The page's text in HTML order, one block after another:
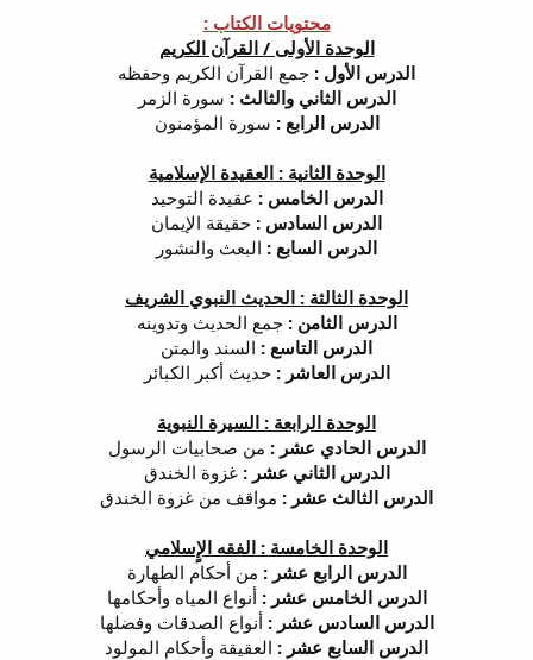
محتويات الكتاب :
الوحدة الأولى / القرآن الكريم
الدرس الأول : جمع القرآن الكريم وحفظه
الدرس الثاني والثالث : سورة الزمر
الدرس الرابع : سورة المؤمنون
الوحدة الثانية : العقيدة الإسلامية
الدرس الخامس : عقيدة التوحيد
الدرس السادس : حقيقة الإيمان
الدرس السابع : البعث والنشور
الوحدة الثالثة : الحديث النبوي الشريف
الدرس الثامن : جمع الحديث وتدوينه
الدرس التاسع : السند والمتن
الدرس العاشر : حديث أكبر الكبائر
الوحدة الرابعة : السيرة النبوية
الدرس الحادي عشر : من صحابيات الرسول
الدرس الثاني عشر :غزوة الخندق
الدرس الثالث عشر : مواقف من غزوة الخندق
الوحدة الخامسة : الفقه الإٍسلامي
الدرس الرابع عشر : من أحكام الطهارة
الدرس الخامس عشر : أنواع المياه وأحكامها
الدرس السادس عشر : أنواع الصدقات وفضلها
الدرس السابع عشر : العقيقة وأحكام المولود